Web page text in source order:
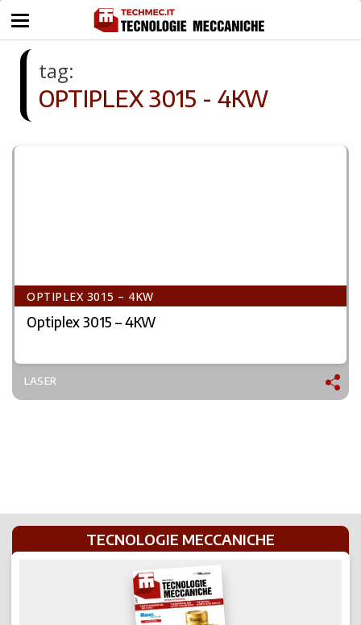
tag:
OPTIPLEX 3015 - 4KW
OPTIPLEX 3015 – 4KW
Optiplex 3015 – 4KW
LASER
TECNOLOGIE MECCANICHE